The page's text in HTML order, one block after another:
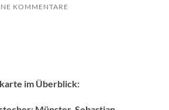
KOMMENTARE
im Überblick: